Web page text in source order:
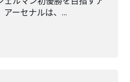
ーセナルは、...